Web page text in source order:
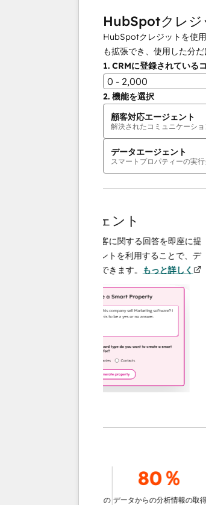
HubSpotクレジ
HubSpotクレジットを使
も拡張でき、使用した分
1. CRMに登録されている
0 - 2,000
2. 機能を選択
顧客対応エージェント
解決されたコミュニケーショ
データエージェント
スマートプロパティーの実行
データエージェント
調査や分析を行い、顧客に関する回答を即座に提
供するAI搭載エージェントを利用することで、デ
ータ運用の規模を拡大できます。もっと詳しく
80％
データからの分析情報の取得